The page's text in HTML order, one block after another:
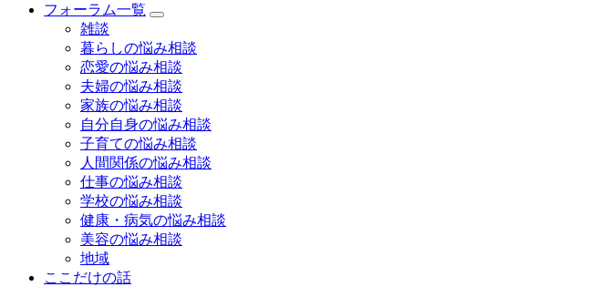
フォーラム一覧
雑談
暮らしの悩み相談
恋愛の悩み相談
夫婦の悩み相談
家族の悩み相談
自分自身の悩み相談
子育ての悩み相談
人間関係の悩み相談
仕事の悩み相談
学校の悩み相談
健康・病気の悩み相談
美容の悩み相談
地域
ここだけの話